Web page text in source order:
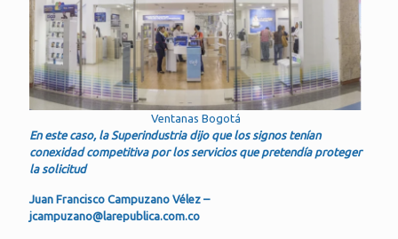
Ventanas Bogotá
En este caso, la Superindustria dijo que los signos tenían
conexidad competitiva por los servicios que pretendía proteger
la solicitud
Juan Francisco Campuzano Vélez –
jcampuzano@larepublica.com.co